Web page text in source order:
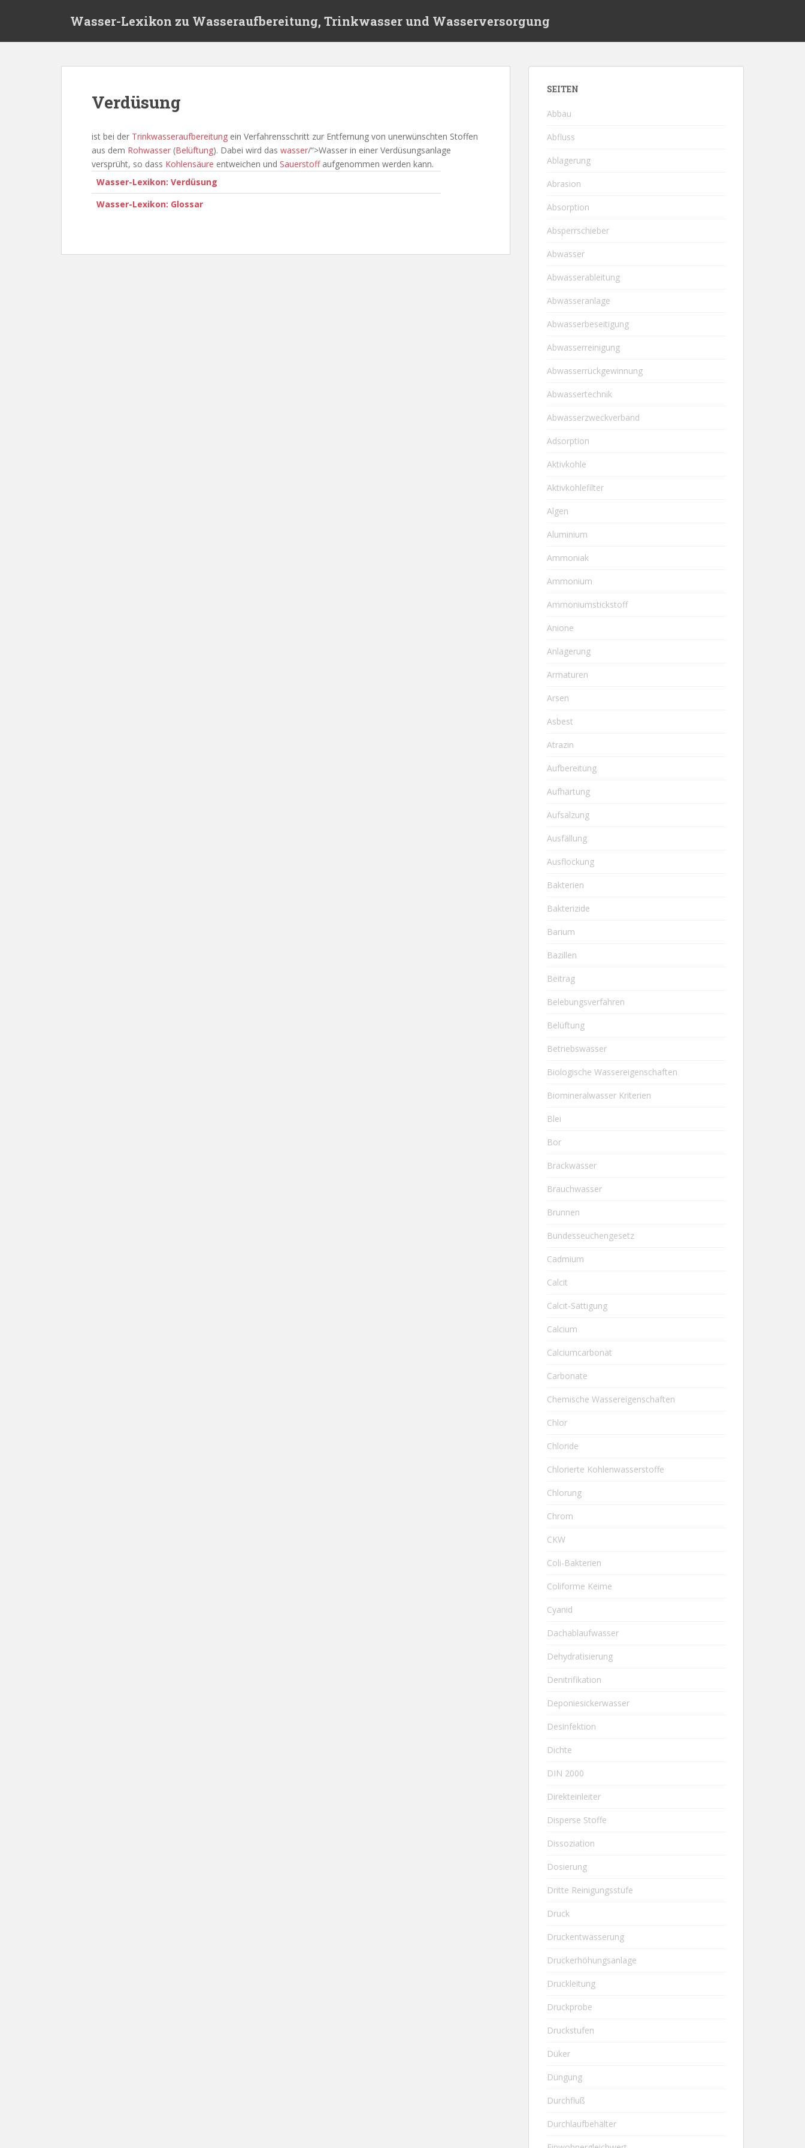
Wasser-Lexikon zu Wasseraufbereitung, Trinkwasser und Wasserversorgung
Verdüsung
ist bei der Trinkwasseraufbereitung ein Verfahrensschritt zur Entfernung von unerwünschten Stoffen
aus dem Rohwasser (Belüftung). Dabei wird das wasser/“>Wasser in einer Verdüsungsanlage
versprüht, so dass Kohlensäure entweichen und Sauerstoffaufgenommen werden kann.
Wasser-Lexikon: Verdüsung
Wasser-Lexikon: Glossar
SEITEN
Abbau
Abfluss
Ablagerung
Abrasion
Absorption
Absperrschieber
Abwasser
Abwasserableitung
Abwasseranlage
Abwasserbeseitigung
Abwasserreinigung
Abwasserrückgewinnung
Abwassertechnik
Abwasserzweckverband
Adsorption
Aktivkohle
Aktivkohlefilter
Algen
Aluminium
Ammoniak
Ammonium
Ammoniumstickstoff
Anione
Anlagerung
Armaturen
Arsen
Asbest
Atrazin
Aufbereitung
Aufhärtung
Aufsalzung
Ausfällung
Ausflockung
Bakterien
Bakterizide
Barium
Bazillen
Beitrag
Belebungsverfahren
Belüftung
Betriebswasser
Biologische Wassereigenschaften
Biomineralwasser Kriterien
Blei
Bor
Brackwasser
Brauchwasser
Brunnen
Bundesseuchengesetz
Cadmium
Calcit
Calcit-Sättigung
Calcium
Calciumcarbonat
Carbonate
Chemische Wassereigenschaften
Chlor
Chloride
Chlorierte Kohlenwasserstoffe
Chlorung
Chrom
CKW
Coli-Bakterien
Coliforme Keime
Cyanid
Dachablaufwasser
Dehydratisierung
Denitrifikation
Deponiesickerwasser
Desinfektion
Dichte
DIN 2000
Direkteinleiter
Disperse Stoffe
Dissoziation
Dosierung
Dritte Reinigungsstufe
Druck
Druckentwässerung
Druckerhöhungsanlage
Druckleitung
Druckprobe
Druckstufen
Düker
Düngung
Durchfluß
Durchlaufbehälter